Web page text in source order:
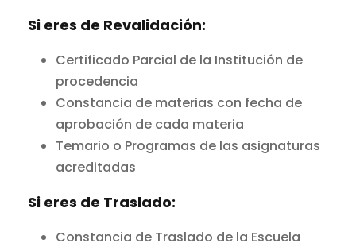
Si eres de Revalidación:
Certificado Parcial de la Institución de
procedencia
Constancia de materias con fecha de
aprobación de cada materia
Temario o Programas de las asignaturas
acreditadas
Si eres de Traslado:
Constancia de Traslado de la Escuela